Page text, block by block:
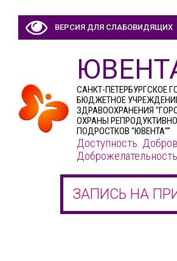
ВЕРСИЯ ДЛЯ СЛАБОВИДЯЩИХ
САНКТ-ПЕТЕРБУРГСКОЕ
БЮДЖЕТНОЕ
ЗДРАВООХРАНЕНИЯ
ОХРАНЫ
ПОДРОСТКОВ "ЮВЕНТА""
Доступность.
ЗАПИСЬ НА